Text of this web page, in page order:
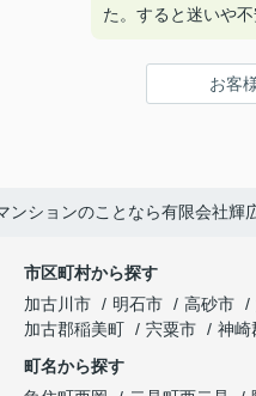
た。すると迷いや
ございました。
お客
ンションのことなら有限会社輝
市区町村から探す
加古川市
明石市 高砂市
加古郡稲美町
宍粟市
神崎
町名から探す